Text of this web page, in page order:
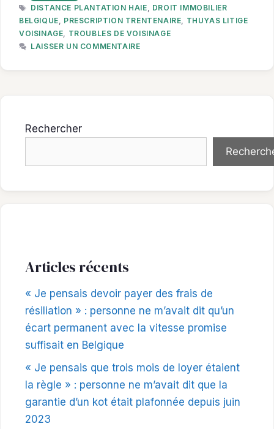
ÉTIQUETTES
DISTANCE PLANTATION HAIE, DROIT IMMOBILIER
BELGIQUE, PRESCRIPTION TRENTENAIRE, THUYAS LITIGE
VOISINAGE, TROUBLES DE VOISINAGE
LAISSER UN COMMENTAIRE
Rechercher
Articles récents
« Je pensais devoir payer des frais de
résiliation » : personne ne m’avait dit qu’un
écart permanent avec la vitesse promise
suffisait en Belgique
« Je pensais que trois mois de loyer étaient
la règle » : personne ne m’avait dit que la
garantie d’un kot était plafonnée depuis juin
2023